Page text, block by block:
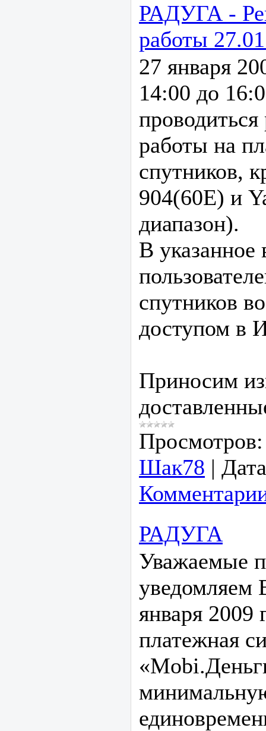
РАДУГА -
работы
27 января
14:00 до
работы на
спутников,
904(60E) и
диапазон).
В указанное
спутников
доступом в
Приносим
Просмотров:
Шак78 |
РАДУГА
Уважаемые
уведомляем
января 2009
платежная